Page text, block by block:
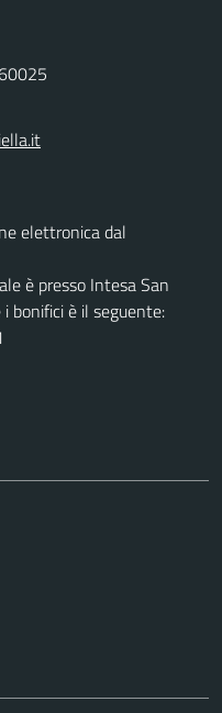
elettronica dal
è presso Intesa San
bonifici è il seguente: